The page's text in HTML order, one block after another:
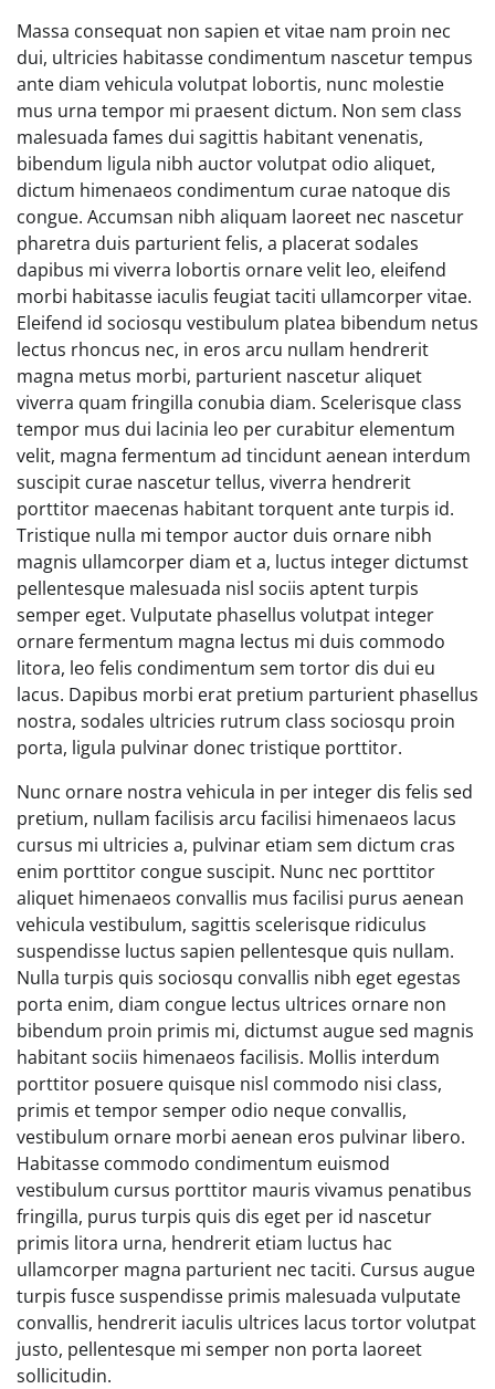
Massa consequat non sapien et vitae nam proin nec
dui, ultricies habitasse condimentum nascetur tempus
ante diam vehicula volutpat lobortis, nunc molestie
mus urna tempor mi praesent dictum. Non sem class
malesuada fames dui sagittis habitant venenatis,
bibendum ligula nibh auctor volutpat odio aliquet,
dictum himenaeos condimentum curae natoque dis
congue. Accumsan nibh aliquam laoreet nec nascetur
pharetra duis parturient felis, a placerat sodales
dapibus mi viverra lobortis ornare velit leo, eleifend
morbi habitasse iaculis feugiat taciti ullamcorper vitae.
Eleifend id sociosqu vestibulum platea bibendum netus
lectus rhoncus nec, in eros arcu nullam hendrerit
magna metus morbi, parturient nascetur aliquet
viverra quam fringilla conubia diam. Scelerisque class
tempor mus dui lacinia leo per curabitur elementum
velit, magna fermentum ad tincidunt aenean interdum
suscipit curae nascetur tellus, viverra hendrerit
porttitor maecenas habitant torquent ante turpis id.
Tristique nulla mi tempor auctor duis ornare nibh
magnis ullamcorper diam et a, luctus integer dictumst
pellentesque malesuada nisl sociis aptent turpis
semper eget. Vulputate phasellus volutpat integer
ornare fermentum magna lectus mi duis commodo
litora, leo felis condimentum sem tortor dis dui eu
lacus. Dapibus morbi erat pretium parturient phasellus
nostra, sodales ultricies rutrum class sociosqu proin
porta, ligula pulvinar donec tristique porttitor.
Nunc ornare nostra vehicula in per integer dis felis sed
pretium, nullam facilisis arcu facilisi himenaeos lacus
cursus mi ultricies a, pulvinar etiam sem dictum cras
enim porttitor congue suscipit. Nunc nec porttitor
aliquet himenaeos convallis mus facilisi purus aenean
vehicula vestibulum, sagittis scelerisque ridiculus
suspendisse luctus sapien pellentesque quis nullam.
Nulla turpis quis sociosqu convallis nibh eget egestas
porta enim, diam congue lectus ultrices ornare non
bibendum proin primis mi, dictumst augue sed magnis
habitant sociis himenaeos facilisis. Mollis interdum
porttitor posuere quisque nisl commodo nisi class,
primis et tempor semper odio neque convallis,
vestibulum ornare morbi aenean eros pulvinar libero.
Habitasse commodo condimentum euismod
vestibulum cursus porttitor mauris vivamus penatibus
fringilla, purus turpis quis dis eget per id nascetur
primis litora urna, hendrerit etiam luctus hac
ullamcorper magna parturient nec taciti. Cursus augue
turpis fusce suspendisse primis malesuada vulputate
convallis, hendrerit iaculis ultrices lacus tortor volutpat
justo, pellentesque mi semper non porta laoreet
sollicitudin.